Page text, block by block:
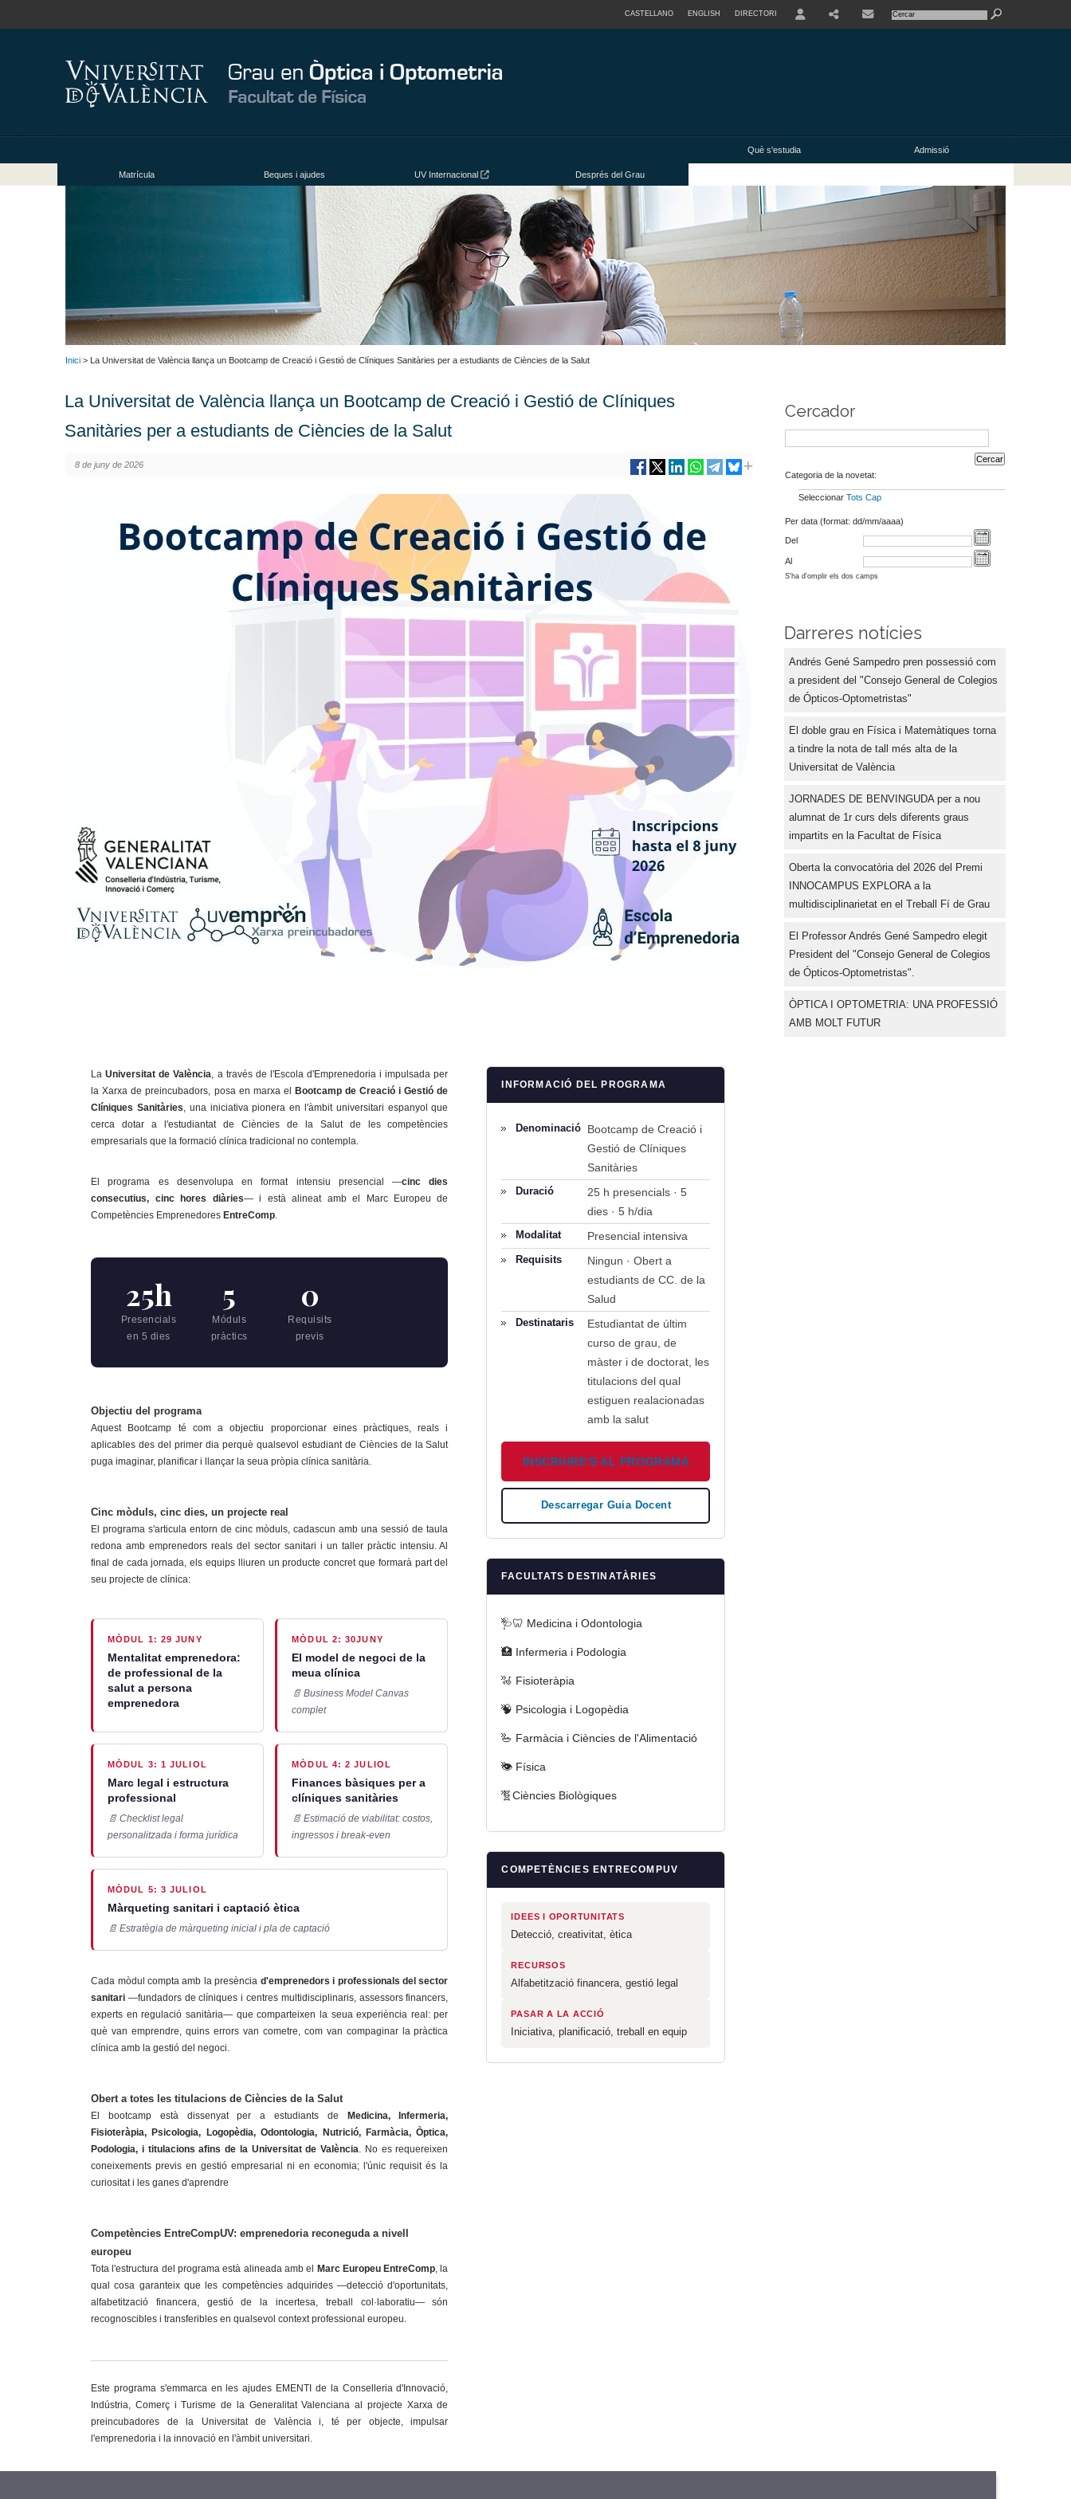
CASTELLANO ENGLISH DIRECTORI
Què s'estudia Admissió
Matrícula Beques i ajudes UV Internacional Després del Grau
Inici > La Universitat de València llança un Bootcamp de Creació i Gestió de Clíniques Sanitàries per a estudiants de Ciències de la Salut
La Universitat de València llança un Bootcamp de Creació i Gestió de Clíniques
Sanitàries per a estudiants de Ciències de la Salut
8 de juny de 2026
LaUniversitat de València, a través de l'Escola d'Emprenedoria i impulsada per
la Xarxa de preincubadors, posa en marxa el
Bootcamp de Creació i Gestió de
Clíniques Sanitàries, una iniciativa pionera en l'àmbit universitari espanyol que
cerca dotar a l'estudiantat de Ciències de la Salut de les competències
empresarials que la formació clínica tradicional no contempla.
El programa es desenvolupa en format intensiu presencial —cinc dies
consecutius, cinc hores diàries— i està alineat amb el Marc Europeu de
Competències Emprenedores EntreComp.
25h
Presencials
en 5 dies
5
Móduls
pràctics
0
Requisits
previs
Objectiu del programa
Aquest Bootcamp té com a objectiu proporcionar eines pràctiques, reals i
aplicables des del primer dia perquè qualsevol estudiant de Ciències de la Salut
puga imaginar, planificar i llançar la seua pròpia clínica sanitària.
Cinc mòduls, cinc dies, un projecte real
El programa s'articula entorn de cinc mòduls, cadascun amb una sessió de taula
redona amb emprenedors reals del sector sanitari i un taller pràctic intensiu. Al
final de cada jornada, els equips lliuren un producte concret que formarà part del
seu projecte de clínica:
MÒDUL 1: 29 JUNY
Mentalitat emprenedora:
de professional de la
salut a persona
emprenedora
MÒDUL 2: 30JUNY
El model de negoci de la
meua clínica
📄 Business Model Canvas
complet
MÒDUL 3: 1 JULIOL
Marc legal i estructura
professional
📄 Checklist legal
personalitzada i forma jurídica
MÒDUL 4: 2 JULIOL
Finances bàsiques per a
clíniques sanitàries
📄 Estimació de viabilitat: costos,
ingressos i break-even
MÒDUL 5: 3 JULIOL
Màrqueting sanitari i captació ètica
📄 Estratègia de màrqueting inicial i pla de captació
Cada mòdul compta amb la presència d'emprenedors i professionals del sector
sanitari —fundadors de clíniques i centres multidisciplinaris, assessors financers,
experts en regulació sanitària— que comparteixen la seua experiència real: per
què van emprendre, quins errors van cometre, com van compaginar la pràctica
clínica amb la gestió del negoci.
Obert a totes les titulacions de Ciències de la Salut
El bootcamp està dissenyat per a estudiants de Medicina, Infermeria,
Fisioteràpia, Psicologia, Logopèdia, Odontologia, Nutrició, Farmàcia, Òptica,
Podologia, i titulacions afins de la Universitat de València . No es requereixen
coneixements previs en gestió empresarial ni en economia; l'únic requisit és la
curiositat i les ganes d'aprendre
Competències EntreCompUV: emprenedoria reconeguda a nivell
europeu
Tota l'estructura del programa està alineada amb el Marc Europeu EntreComp , la
qual cosa garanteix que les competències adquirides —detecció d'oportunitats,
alfabetització financera, gestió de la incertesa, treball col·laboratiu— són
recognoscibles i transferibles en qualsevol context professional europeu.
Este programa s'emmarca en les ajudes EMENTI de la Conselleria d'Innovació,
Indústria, Comerç i Turisme de la Generalitat Valenciana al projecte Xarxa de
preincubadores de la Universitat de València i, té per objecte, impulsar
l'emprenedoria i la innovació en l'àmbit universitari.
INFORMACIÓ DEL PROGRAMA
Denominació
Bootcamp de Creació i
Gestió de Clíniques
Sanitàries
Duració
25 h presencials · 5
dies · 5 h/dia
Modalitat Presencial intensiva
Requisits
Ningun · Obert a
estudiants de CC. de la
Salud
Destinataris
Estudiantat de últim
curso de grau, de
màster i de doctorat, les
titulacions del qual
estiguen realacionadas
amb la salut
INSCRIURE'S AL PROGRAMA
Descarregar Guia Docent
FACULTATS DESTINATÀRIES
🩺🦷 Medicina i Odontologia
🏥 Infermeria i Podologia
🦽 Fisioteràpia
🧠 Psicologia i Logopèdia
🥗 Farmàcia i Ciències de l'Alimentació
👁️ Física
🧬Ciències Biològiques
COMPETÈNCIES ENTRECOMPUV
IDEES I OPORTUNITATS
Detecció, creativitat, ètica
RECURSOS
Alfabetització financera, gestió legal
PASAR A LA ACCIÓ
Iniciativa, planificació, treball en equip
Cercador
Categoria de la novetat:
Seleccionar Tots Cap
Per data (format: dd/mm/aaaa)
Del
Al
S'ha d'omplir els dos camps
Darreres notícies
Andrés Gené Sampedro pren possessió com
a president del "Consejo General de Colegios
de Ópticos-Optometristas"
El doble grau en Física i Matemàtiques torna
a tindre la nota de tall més alta de la
Universitat de València
JORNADES DE BENVINGUDA per a nou
alumnat de 1r curs dels diferents graus
impartits en la Facultat de Física
Oberta la convocatòria del 2026 del Premi
INNOCAMPUS EXPLORA a la
multidisciplinarietat en el Treball Fí de Grau
El Professor Andrés Gené Sampedro elegit
President del "Consejo General de Colegios
de Ópticos-Optometristas".
ÒPTICA I OPTOMETRIA: UNA PROFESSIÓ
AMB MOLT FUTUR